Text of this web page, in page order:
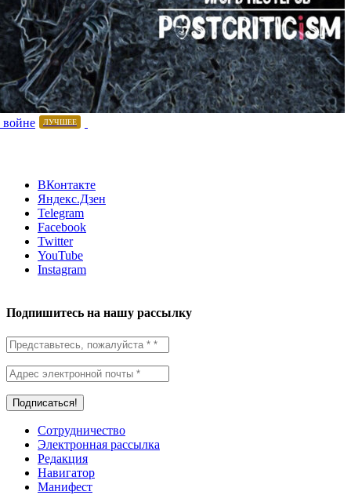
ЛУЧШЕЕ
ВКонтакте
Яндекс.Дзен
Telegram
Facebook
Twitter
YouTube
Instagram
Подпишитесь на нашу рассылку
Сотрудничество
Электронная рассылка
Редакция
Навигатор
Манифест